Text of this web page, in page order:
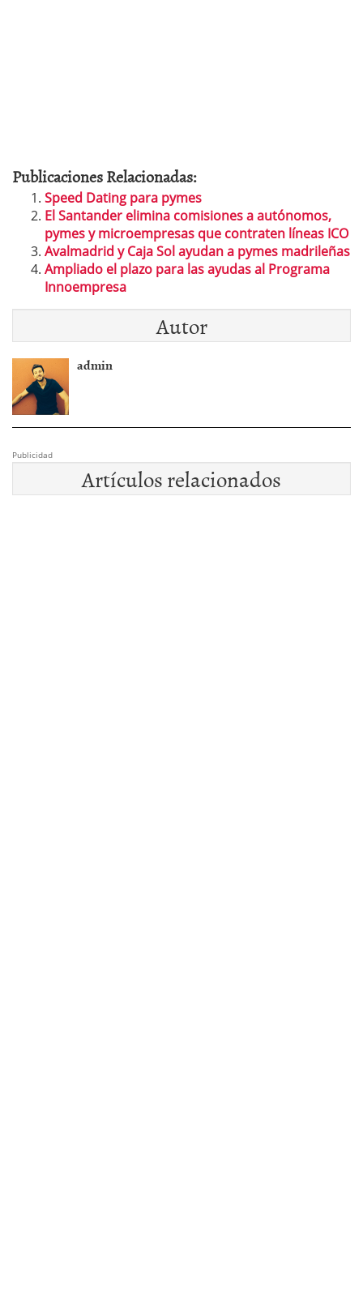
Publicaciones Relacionadas:
Speed Dating para pymes
El Santander elimina comisiones a autónomos,
pymes y microempresas que contraten líneas ICO
Avalmadrid y Caja Sol ayudan a pymes madrileñas
Ampliado el plazo para las ayudas al Programa
Innoempresa
Autor
admin
Publicidad
Artículos relacionados